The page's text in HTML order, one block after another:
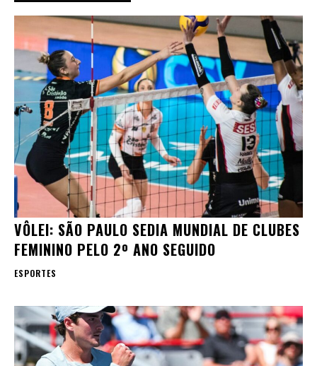
VÔLEI: SÃO PAULO SEDIA MUNDIAL DE CLUBES
FEMININO PELO 2º ANO SEGUIDO
ESPORTES